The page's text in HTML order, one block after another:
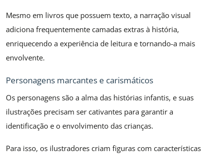
Mesmo em livros que possuem texto, a narração visual
adiciona frequentemente camadas extras à história,
enriquecendo a experiência de leitura e tornando-a mais
envolvente.
Personagens marcantes e carismáticos
Os personagens são a alma das histórias infantis, e suas
ilustrações precisam ser cativantes para garantir a
identificação e o envolvimento das crianças.
Para isso, os ilustradores criam figuras com características